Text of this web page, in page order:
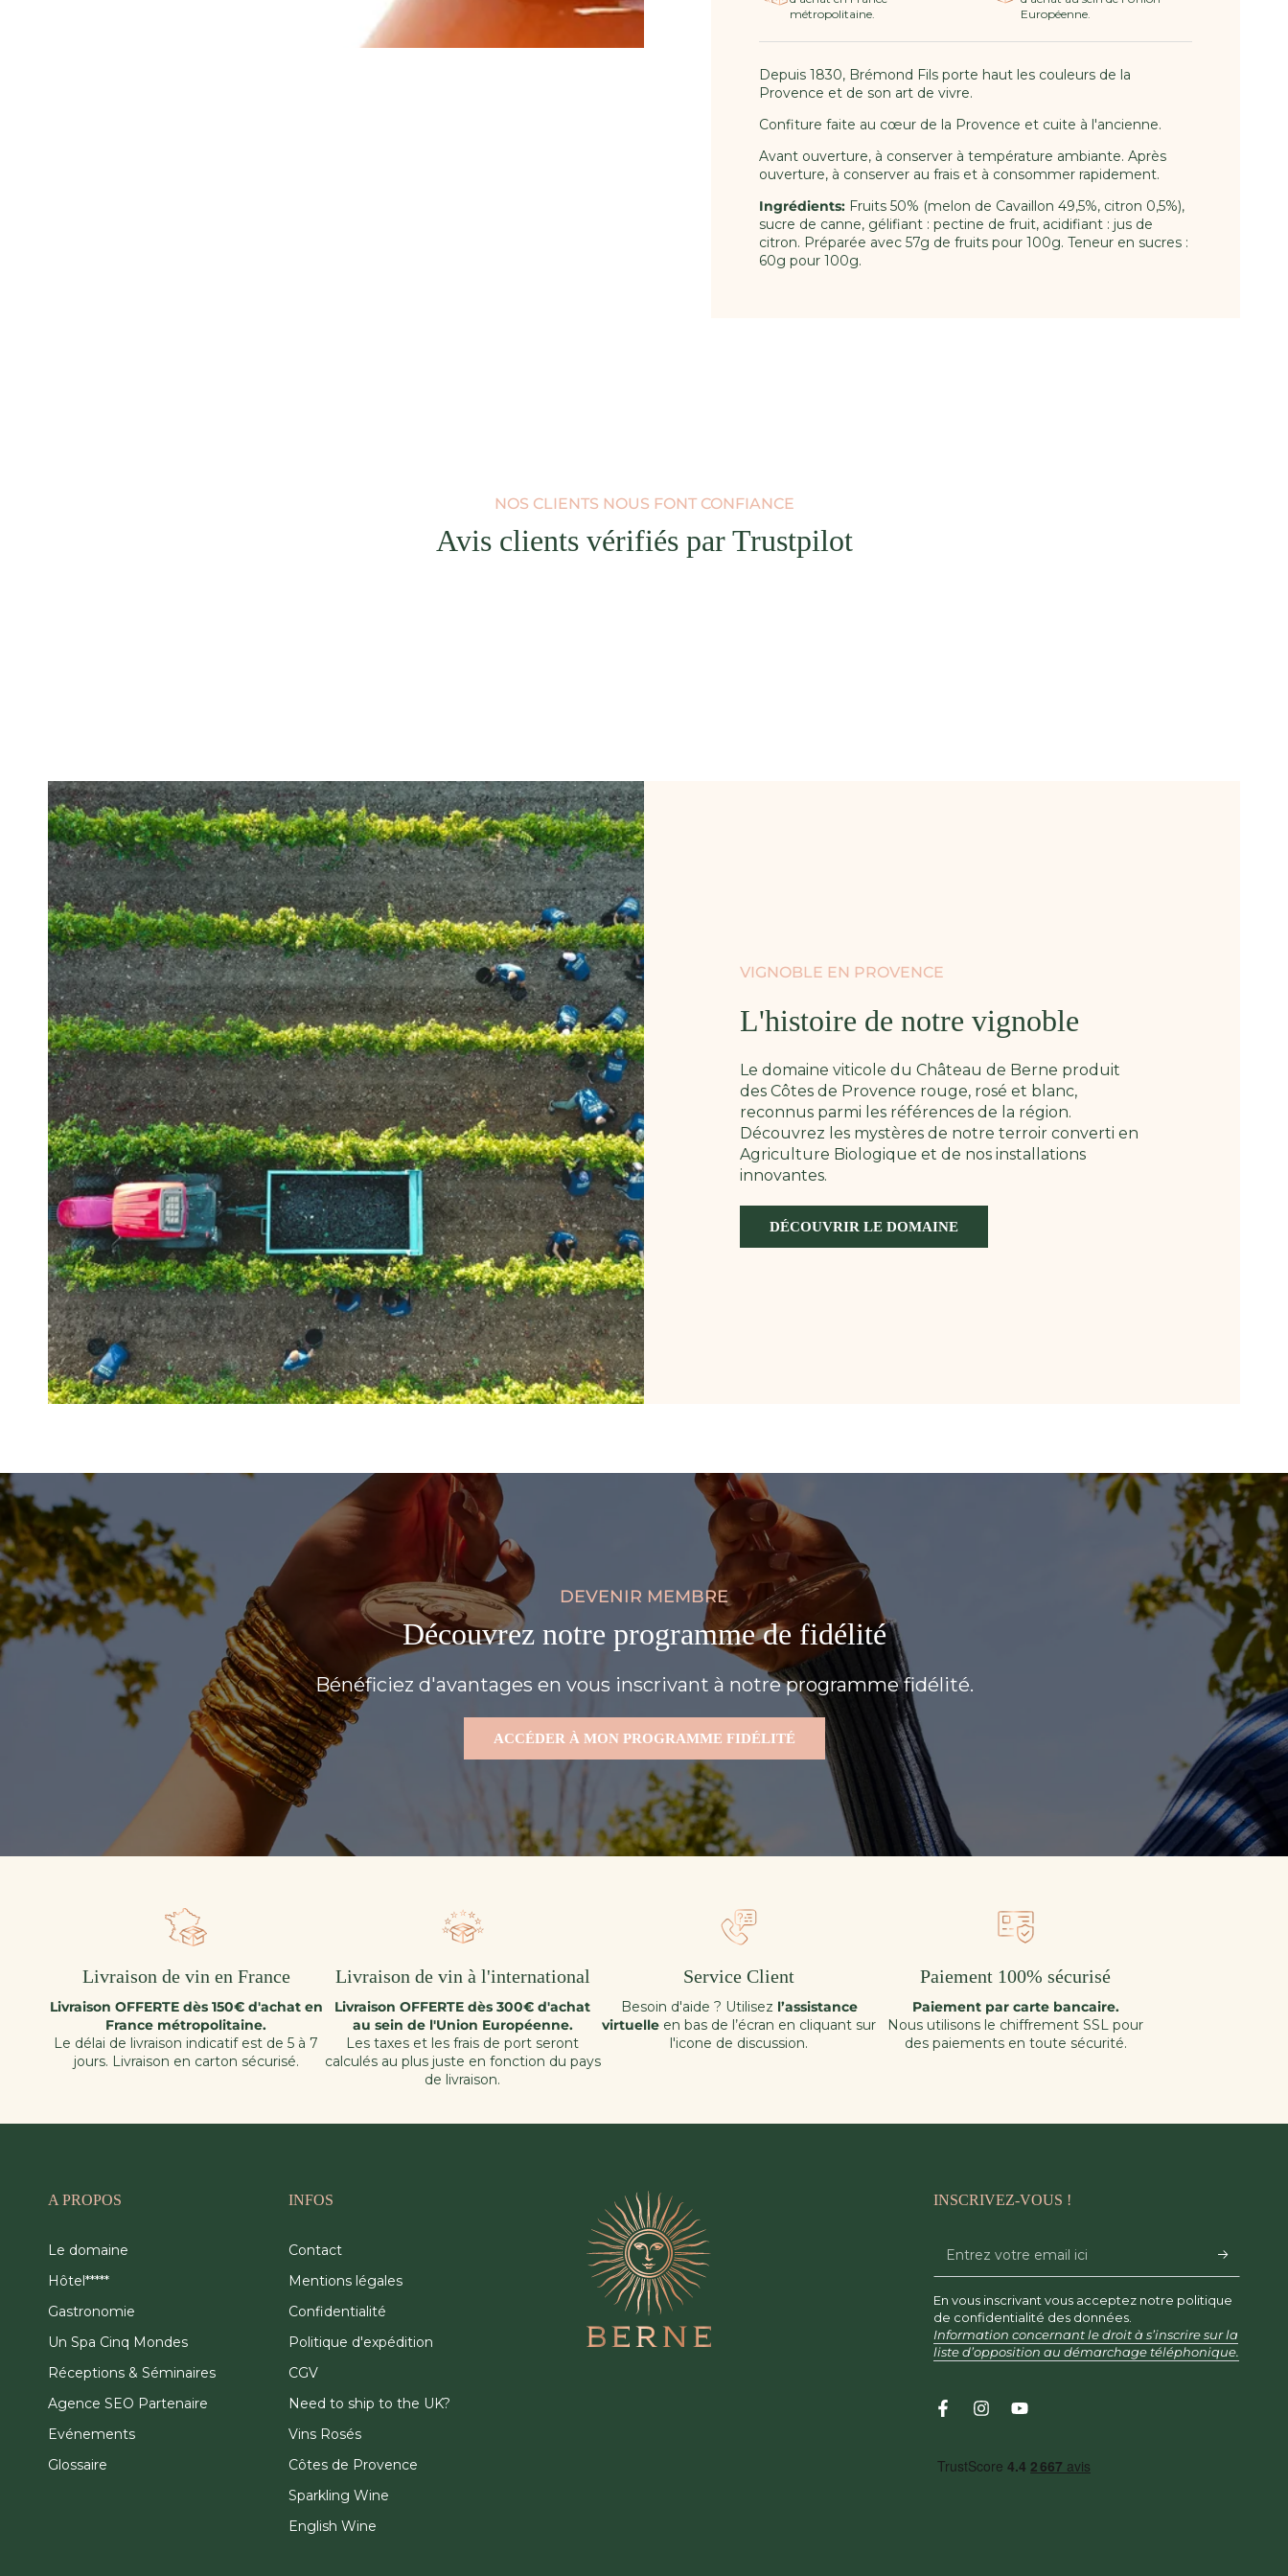
métropolitaine.
Européenne.
Depuis 1830, Brémond Fils porte haut les couleurs de la
Provence et de son art de vivre.
Confiture faite au cœur de la Provence et cuite à l'ancienne.
Avant ouverture, à conserver à température ambiante. Après
ouverture, à conserver au frais et à consommer rapidement.
Ingrédients: Fruits 50% (melon de Cavaillon 49,5%, citron 0,5%),
sucre de canne, gélifiant : pectine de fruit, acidifiant : jus de
citron. Préparée avec 57g de fruits pour 100g. Teneur en sucres :
60g pour 100g.
NOS CLIENTS NOUS FONT CONFIANCE
Avis clients vérifiés par Trustpilot
VIGNOBLE EN PROVENCE
L'histoire de notre vignoble
Le domaine viticole du Château de Berne produit
des Côtes de Provence rouge, rosé et blanc,
reconnus parmi les références de la région.
Découvrez les mystères de notre terroir converti en
Agriculture Biologique et de nos installations
innovantes.
DÉCOUVRIR LE DOMAINE
DEVENIR MEMBRE
Découvrez notre programme de fidélité
Bénéficiez d'avantages en vous inscrivant à notre programme fidélité.
ACCÉDER À MON PROGRAMME FIDÉLITÉ
Livraison de vin en France
Livraison OFFERTE dès 150€ d'achat en
France métropolitaine.
Le délai de livraison indicatif est de 5 à 7
jours. Livraison en carton sécurisé.
Livraison de vin à l'international
Livraison OFFERTE dès 300€ d'achat
au sein de l'Union Européenne.
Les taxes et les frais de port seront
calculés au plus juste en fonction du pays
de livraison.
Service Client
Besoin d'aide ? Utilisez l’assistance
virtuelle en bas de l’écran en cliquant sur
l'icone de discussion.
Paiement 100% sécurisé
Paiement par carte bancaire.
Nous utilisons le chiffrement SSL pour
des paiements en toute sécurité.
A PROPOS
Le domaine
Hôtel*****
Gastronomie
Un Spa Cinq Mondes
Réceptions & Séminaires
Agence SEO Partenaire
Evénements
Glossaire
INFOS
Contact
Mentions légales
Confidentialité
Politique d'expédition
CGV
Need to ship to the UK?
Vins Rosés
Côtes de Provence
Sparkling Wine
English Wine
INSCRIVEZ-VOUS !
Entrez
votre
email
ici
En vous inscrivant vous acceptez notre politique
de confidentialité des données.
Information concernant le droit à s’inscrire sur la
liste d’opposition au démarchage téléphonique.
FacebookInstagramYouTube